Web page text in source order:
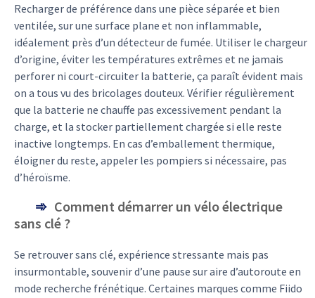
Recharger de préférence dans une pièce séparée et bien
ventilée, sur une surface plane et non inflammable,
idéalement près d’un détecteur de fumée. Utiliser le chargeur
d’origine, éviter les températures extrêmes et ne jamais
perforer ni court-circuiter la batterie, ça paraît évident mais
on a tous vu des bricolages douteux. Vérifier régulièrement
que la batterie ne chauffe pas excessivement pendant la
charge, et la stocker partiellement chargée si elle reste
inactive longtemps. En cas d’emballement thermique,
éloigner du reste, appeler les pompiers si nécessaire, pas
d’héroïsme.
Comment démarrer un vélo électrique
sans clé ?
Se retrouver sans clé, expérience stressante mais pas
insurmontable, souvenir d’une pause sur aire d’autoroute en
mode recherche frénétique. Certaines marques comme Fiido